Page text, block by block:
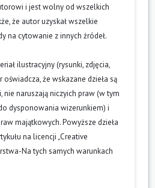
i jest wolny od wszelkich
że autor uzyskał wszelkie
na cytowanie z innych źródeł.
ilustracyjny (rysunki, zdjęcia,
oświadcza, że wskazane dzieła są
nie naruszają niczyich praw (w tym
dysponowania wizerunkiem) i
majątkowych. Powyższe dzieła
na licencji „Creative
Na tych samych warunkach